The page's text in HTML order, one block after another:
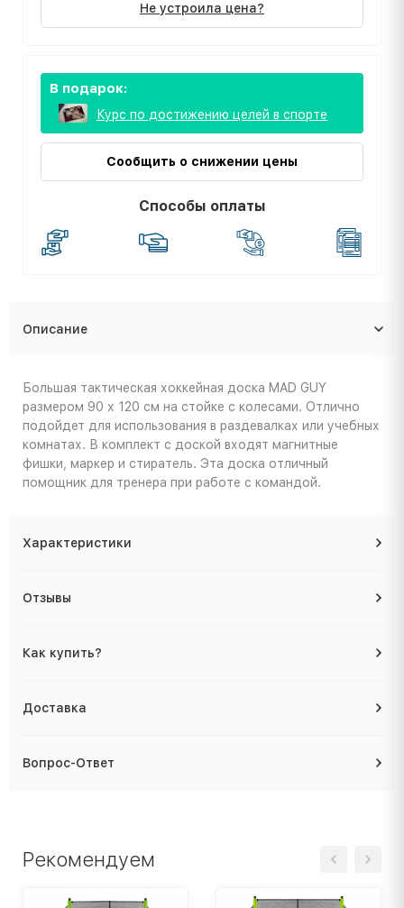
Не устроила цена?
В подарок:
Курс по достижению целей в спорте
Сообщить о снижении цены
Способы оплаты
Описание
Большая тактическая хоккейная доска MAD GUY
размером 90 х 120 см на стойке с колесами. Отлично
подойдет для использования в раздевалках или учебных
комнатах. В комплект с доской входят магнитные
фишки, маркер и стиратель. Эта доска отличный
помощник для тренера при работе с командой.
Характеристики
Отзывы
Как купить?
Доставка
Вопрос-Ответ
Рекомендуем